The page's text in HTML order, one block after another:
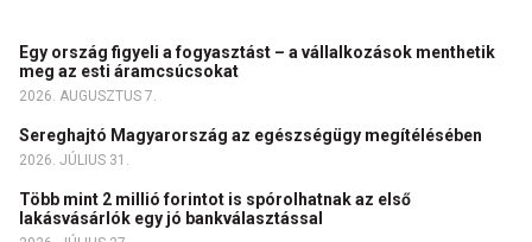
Egy ország figyeli a fogyasztást – a vállalkozások menthetik
meg az esti áramcsúcsokat
2026. AUGUSZTUS 7.
Sereghajtó Magyarország az egészségügy megítélésében
2026. JÚLIUS 31.
Több mint 2 millió forintot is spórolhatnak az első
lakásvásárlók egy jó bankválasztással